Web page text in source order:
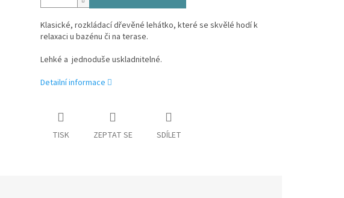
Klasické, rozkládací dřevěné lehátko, které se skvělé hodí k
relaxaci u bazénu či na terase.
Lehké a jednoduše uskladnitelné.
Detailní informace
TISK ZEPTAT SE SDÍLET